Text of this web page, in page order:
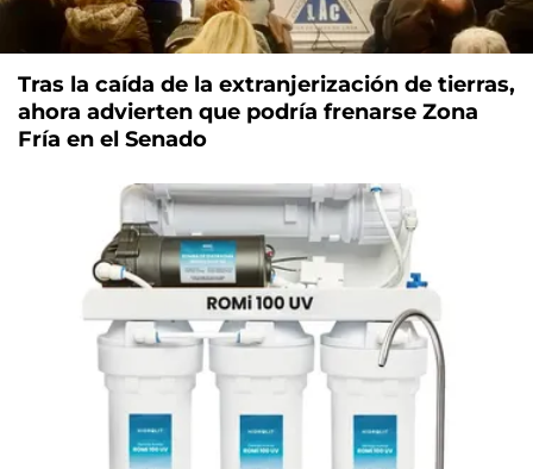
Tras la caída de la extranjerización de tierras,
ahora advierten que podría frenarse Zona
Fría en el Senado